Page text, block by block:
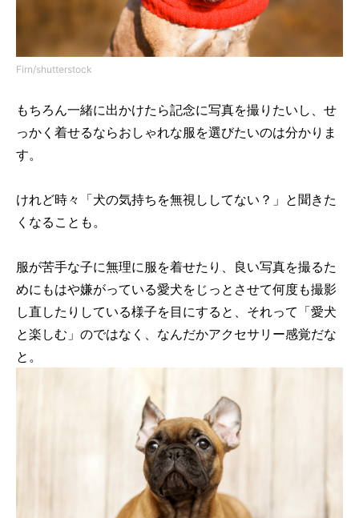
Firn/shutterstock
もちろん一緒に出かけたら記念に写真を撮りたいし、せ
っかく着せるならおしゃれな服を選びたいのは分かりま
す。
けれど時々「犬の気持ちを無視ししてない？」と聞きた
くなることも。
服が苦手な子に無理に服を着せたり、良い写真を撮るた
めにもはや嫌がっている愛犬をじっとさせて何度も撮影
し直したりしている様子を目にすると、それって「愛犬
と楽しむ」のではなく、なんだかアクセサリー感覚だな
と。